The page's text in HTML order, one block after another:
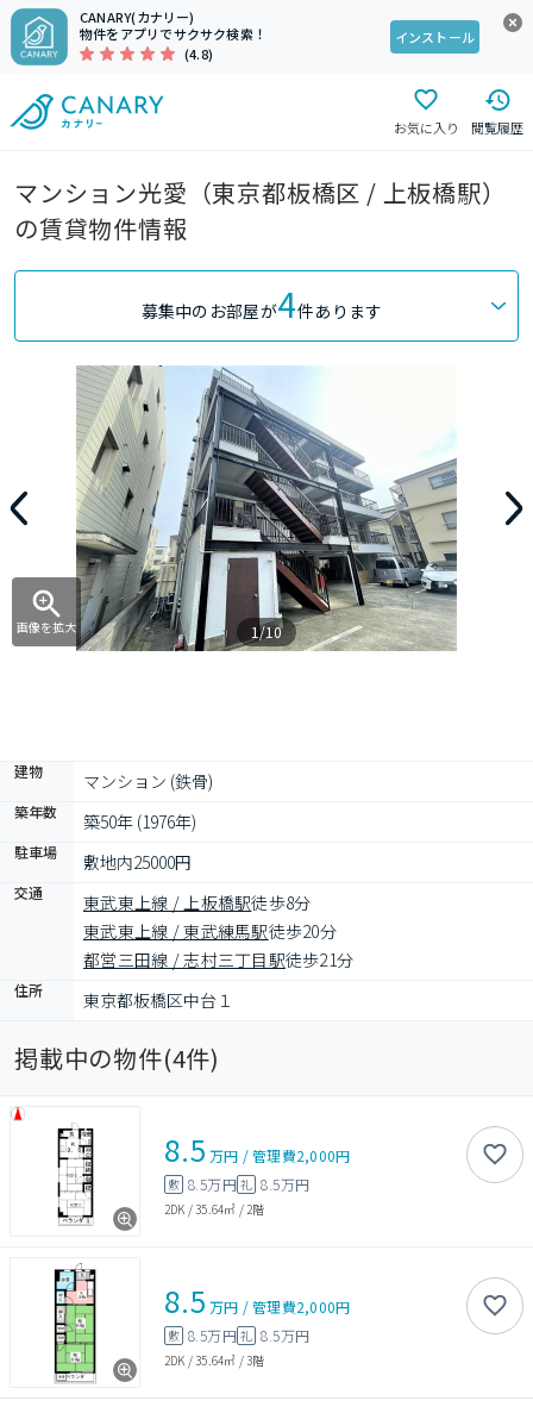
CANARY(カナリー)
物件をアプリでサクサク検索！
(4.8)
インストール
お気に入り 閲覧履歴
マンション光愛（東京都板橋区 / 上板橋駅）
の賃貸物件情報
募集中のお部屋が4件あります
画像を拡大 1/10
建物 マンション (鉄骨)
築年数 築50年 (1976年)
駐車場 敷地内25000円
交通 東武東上線 / 上板橋駅徒歩8分
東武東上線 / 東武練馬駅徒歩20分
都営三田線 / 志村三丁目駅徒歩21分
住所 東京都板橋区中台１
掲載中の物件(4件)
8.5 万円 /管理費2,000円
敷 8.5万円礼 8.5万円
2DK /35.64㎡ / 2階
8.5 万円 /管理費2,000円
敷 8.5万円礼 8.5万円
2DK /35.64㎡ /3階